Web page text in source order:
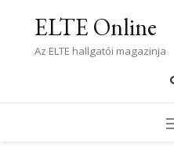
ELTE Online
Az ELTE hallgatói magazinja